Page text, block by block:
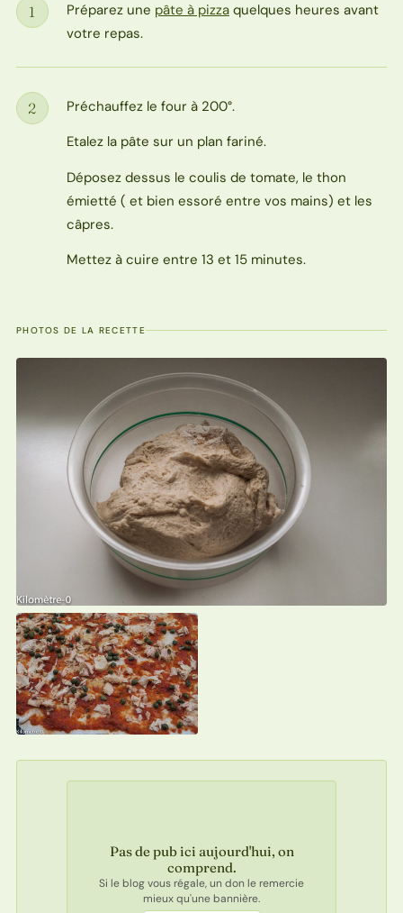
Étape
1 Préparez une pâte à pizzaquelques heures avant
votre repas.
Étape
2
Préchauffez le four à 200°.
Etalez la pâte sur un plan fariné.
Déposez dessus le coulis de tomate, le thon
émietté ( et bien essoré entre vos mains) et les
câpres.
Mettez à cuire entre 13 et 15 minutes.
PHOTOS DE LA RECETTE
Pas de pub ici aujourd'hui, on
comprend.
Si le blog vous régale, un don le remercie
mieux qu'une bannière.